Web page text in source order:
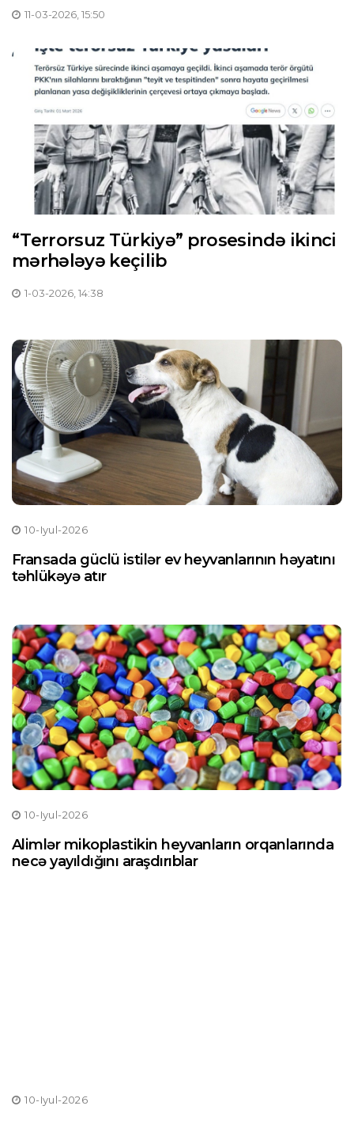
11-03-2026, 15:50
“Terrorsuz Türkiyə” prosesində ikinci
mərhələyə keçilib
1-03-2026, 14:38
10-Iyul-2026
Fransada güclü istilər ev heyvanlarının həyatını
təhlükəyə atır
10-Iyul-2026
Alimlər mikoplastikin heyvanların orqanlarında
necə yayıldığını araşdırıblar
10-Iyul-2026